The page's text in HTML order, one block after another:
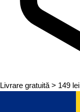
Livrare gratuită > 149 lei